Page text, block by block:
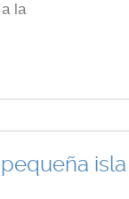
la
isla